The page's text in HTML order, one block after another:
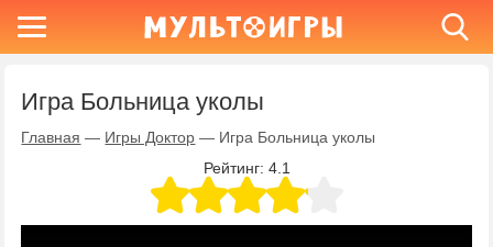
Игра Больница уколы
Главная — Игры Доктор — Игра Больница уколы
Рейтинг: 4.1